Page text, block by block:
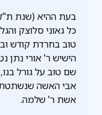
בעת ההיא (שנת
כל גאוני סלוצק
טוב בחרדת קודש
הישיש ר' אורי נתן
שם טוב על גורל
אבי האשה
אשת ר' שלמה.